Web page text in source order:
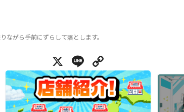
ながら手前にずらして落とします。
X Line